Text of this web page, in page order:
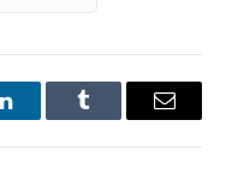
LinkedInTumblr Email